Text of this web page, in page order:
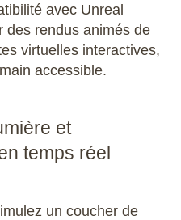
avec Unreal
des rendus animés de
virtuelles interactives,
accessible.
et
temps réel
un coucher de